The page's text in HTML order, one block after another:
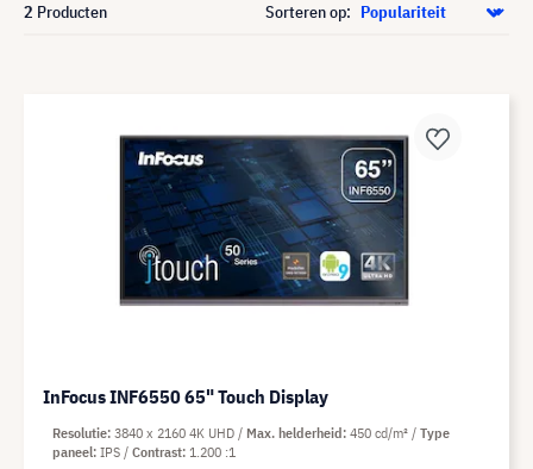
2 Producten Sorteren op:
InFocus INF6550 65" Touch Display
Resolutie 3840 x 2160 4K UHD Max. helderheid 450 cd/m²
Type
paneel IPS Contrast 1.200 :1